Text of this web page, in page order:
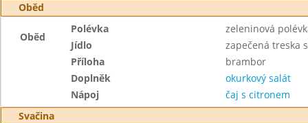
Oběd
Oběd
Polévka
zeleninová
Jídlo
zapečená treska
Příloha
brambor
Doplněk
okurkový salát
Nápoj
čaj s citronem
Svačina